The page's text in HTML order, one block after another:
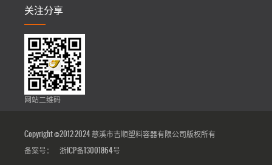
关注分享
网站二维码
Copyright ©2012-2024 慈溪市吉顺塑料容器有限公司版权所有
备案号：
浙ICP备13001864号